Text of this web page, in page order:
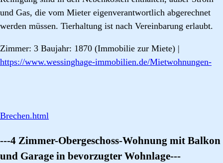
und Gas, die vom Mieter eigenverantwortlich abgerechnet
werden müssen. Tierhaltung ist nach Vereinbarung erlaubt.
Zimmer: 3 Baujahr: 1870 (Immobilie zur Miete) |
https://www.wessinghage-immobilien.de/Mietwohnungen-
Brechen.html
---4 Zimmer-Obergeschoss-Wohnung mit Balkon
und Garage in bevorzugter Wohnlage---